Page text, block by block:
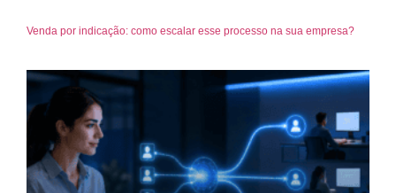
Venda por indicação: como escalar esse processo na sua empresa?